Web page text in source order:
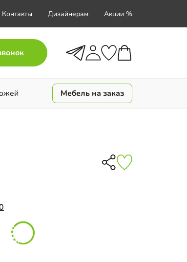
Контакты Дизайнерам Акции %
Мебель на заказ